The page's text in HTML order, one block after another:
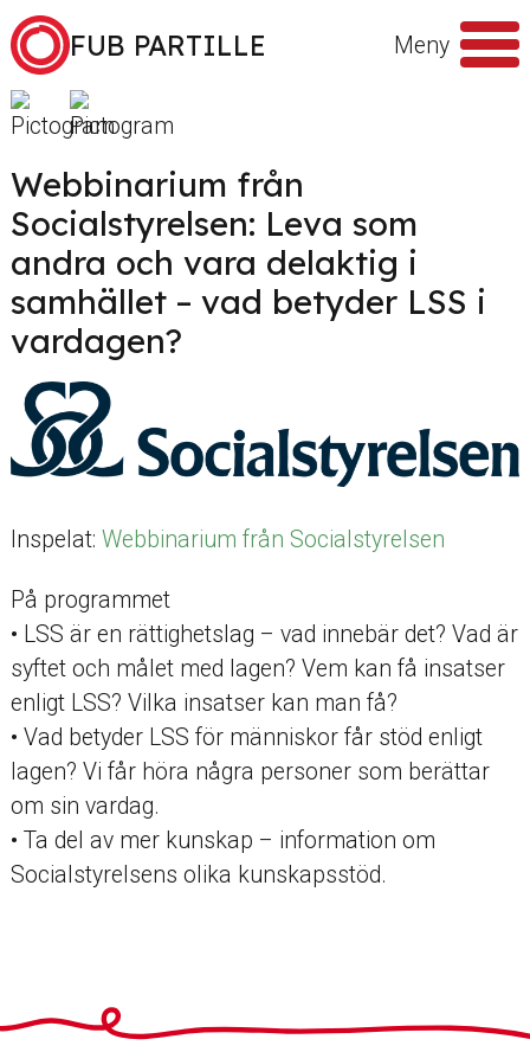
Hoppa till innehåll
FUB PARTILLE Meny
Sök
Webbinarium från
Socialstyrelsen: Leva som
andra och vara delaktig i
samhället – vad betyder LSS i
vardagen?
Inspelat: Webbinarium från Socialstyrelsen
På programmet
• LSS är en rättighetslag – vad innebär det? Vad är
syftet och målet med lagen? Vem kan få insatser
enligt LSS? Vilka insatser kan man få?
• Vad betyder LSS för människor får stöd enligt
lagen? Vi får höra några personer som berättar
om sin vardag.
• Ta del av mer kunskap – information om
Socialstyrelsens olika kunskapsstöd.